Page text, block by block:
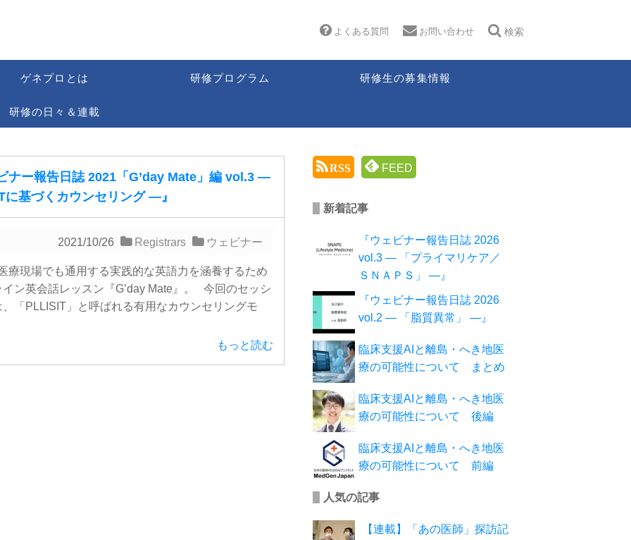
よくある質問 お問い合わせ 検索
ゲネプロとは 研修プログラム 研修生の募集情報
研修の日々＆連載
ナー報告日誌 2021「G’day Mate」編 vol.3 ―
に基づくカウンセリング ―』
2021/10/26 Registrars ウェビナー
療現場でも通用する実践的な英語力を涵養するため
イン英会話レッスン『G’day Mate』。 今回のセッシ
「PLLISIT」と呼ばれる有用なカウンセリングモ
もっと読む
RSS FEED
新着記事
『ウェビナー報告日誌 2026
vol.3 ― 「プライマリケア／
ＳＮＡＰＳ」 ―』
『ウェビナー報告日誌 2026
vol.2 ― 「脂質異常」 ―』
臨床支援AIと離島・へき地医
療の可能性について まとめ
臨床支援AIと離島・へき地医
療の可能性について 後編
臨床支援AIと離島・へき地医
療の可能性について 前編
人気の記事
【連載】「あの医師」探訪記